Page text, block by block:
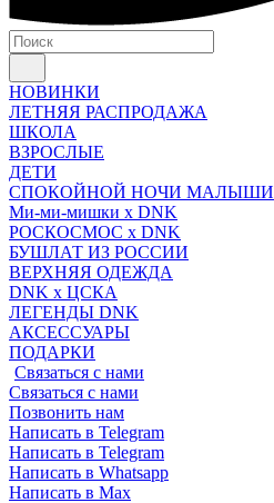
НОВИНКИ
ЛЕТНЯЯ РАСПРОДАЖА
ШКОЛА
ВЗРОСЛЫЕ
ДЕТИ
СПОКОЙНОЙ НОЧИ МАЛЫШИ
Ми-ми-мишки x DNK
РОСКОСМОС x DNK
БУШЛАТ ИЗ РОССИИ
ВЕРХНЯЯ ОДЕЖДА
DNK x ЦСКА
ЛЕГЕНДЫ DNK
АКСЕССУАРЫ
ПОДАРКИ
Связаться с нами
Связаться с нами
Позвонить нам
Написать в Telegram
Написать в Telegram
Написать в Whatsapp
Написать в Max